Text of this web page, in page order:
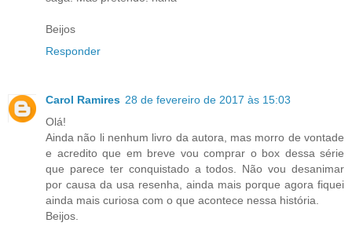
Beijos
Responder
Carol Ramires 28 de fevereiro de 2017 às 15:03
Olá!
Ainda não li nenhum livro da autora, mas morro de vontade
e acredito que em breve vou comprar o box dessa série
que parece ter conquistado a todos. Não vou desanimar
por causa da usa resenha, ainda mais porque agora fiquei
ainda mais curiosa com o que acontece nessa história.
Beijos.